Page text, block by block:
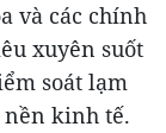
và các chính
xuyên suốt
soát lạm
nền kinh tế.